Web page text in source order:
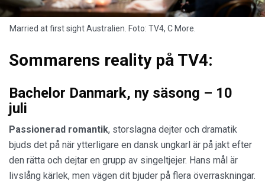
Married at first sight Australien. Foto: TV4, C More.
Sommarens reality på TV4:
Bachelor Danmark, ny säsong – 10
juli
Passionerad romantik, storslagna dejter och dramatik
bjuds det på när ytterligare en dansk ungkarl är på jakt efter
den rätta och dejtar en grupp av singeltjejer. Hans mål är
livslång kärlek, men vägen dit bjuder på flera överraskningar.